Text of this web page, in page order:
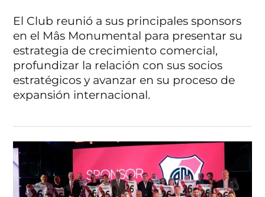
El Club reunió a sus principales sponsors
en el Mâs Monumental para presentar su
estrategia de crecimiento comercial,
profundizar la relación con sus socios
estratégicos y avanzar en su proceso de
expansión internacional.